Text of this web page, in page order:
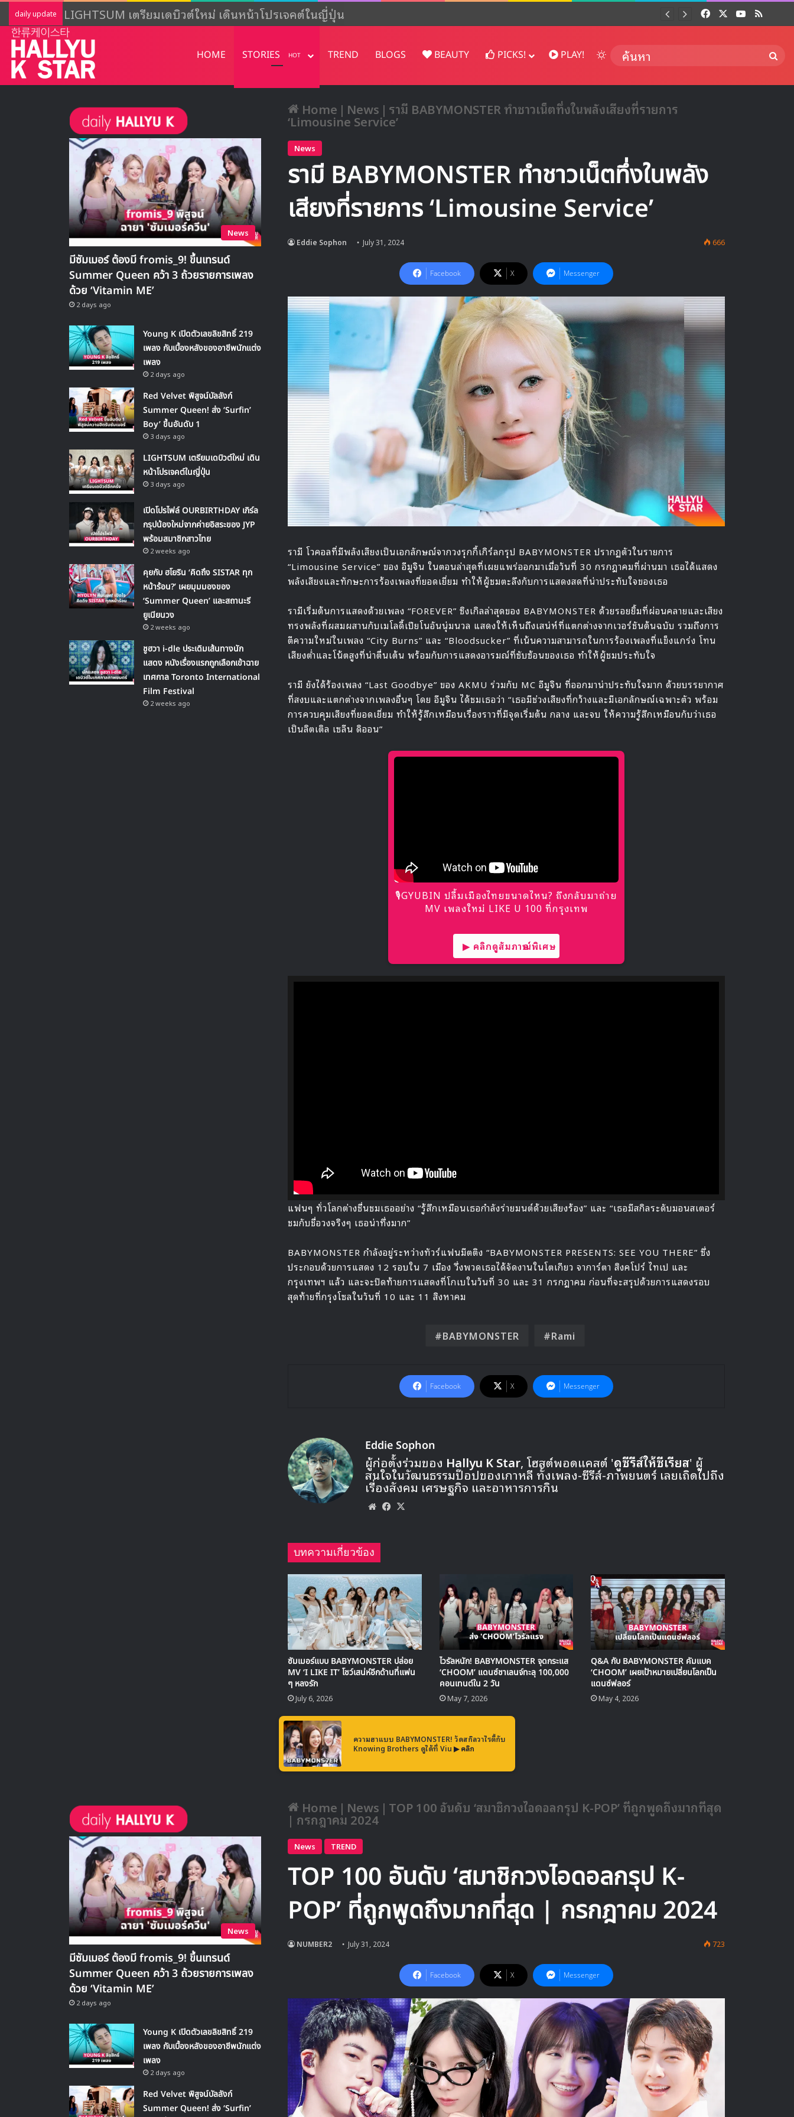
daily update LIGHTSUM เตรียมเดบิวต์ใหม่ เดินหน้าโปรเจคต์ในญี่ปุ่น FacebookYouTube
RSS
HOME STORIES HOT TREND BLOGS BEAUTY PICKS! PLAY! Switch skin
Home | News | รามี BABYMONSTER ทำชาวเน็ตทึ่งในพลังเสียงที่รายการ
‘Limousine Service’
News
รามี BABYMONSTER ทำชาวเน็ตทึ่งในพลัง
เสียงที่รายการ ‘Limousine Service’
Eddie Sophon July 31, 2024 666
Facebook X Messenger
รามี โวคอลที่มีพลังเสียงเป็นเอกลักษณ์จากวงรุกกี้เกิร์ลกรุป BABYMONSTER ปรากฏตัวในรายการ
“Limousine Service” ของ อีมูจิน ในตอนล่าสุดที่เผยแพร่ออกมาเมื่อวันที่ 30 กรกฎาคมที่ผ่านมา เธอได้แสดง
พลังเสียงและทักษะการร้องเพลงที่ยอดเยี่ยม ทำให้ผู้ชมตะลึงกับการแสดงสดที่น่าประทับใจของเธอ
รามีเริ่มต้นการแสดงด้วยเพลง “FOREVER” ซิงเกิลล่าสุดของ BABYMONSTER ด้วยรอยยิ้มที่ผ่อนคลายและเสียง
ทรงพลังที่ผสมผสานกับเมโลดี้เปียโนอันนุ่มนวล แสดงให้เห็นถึงเสน่ห์ที่แตกต่างจากเวอร์ชันต้นฉบับ รวมถึงการ
ตีความใหม่ในเพลง “City Burns” และ “Bloodsucker” ที่เน้นความสามารถในการร้องเพลงที่แข็งแกร่ง โทน
เสียงต่ำและโน้ตสูงที่น่าตื่นเต้น พร้อมกับการแสดงอารมณ์ที่ซับซ้อนของเธอ ทำให้ผู้ชมประทับใจ
รามี ยังได้ร้องเพลง “Last Goodbye” ของ AKMU ร่วมกับ MC อีมูจิน ที่ออกมาน่าประทับใจมาก ด้วยบรรยากาศ
ที่สงบและแตกต่างจากเพลงอื่นๆ โดย อีมูจิน ได้ชมเธอว่า “เธอมีช่วงเสียงที่กว้างและมีเอกลักษณ์เฉพาะตัว พร้อม
การควบคุมเสียงที่ยอดเยี่ยม ทำให้รู้สึกเหมือนเรื่องราวที่มีจุดเริ่มต้น กลาง และจบ ให้ความรู้สึกเหมือนกับว่าเธอ
เป็นลิตเติล เซลีน ดิออน”
🎙GYUBIN ปลื้มเมืองไทยขนาดไหน? ถึงกลับมาถ่าย
MV เพลงใหม่ LIKE U 100 ที่กรุงเทพ
▶ คลิกดูสัมภาษณ์พิเศษ
แฟนๆ ทั่วโลกต่างชื่นชมเธออย่าง “รู้สึกเหมือนเธอกำลังร่ายมนต์ด้วยเสียงร้อง” และ “เธอมีสกิลระดับมอนสเตอร์
ชมกับชื่อวงจริงๆ เธอน่าทึ่งมาก”
BABYMONSTER กำลังอยู่ระหว่างทัวร์แฟนมีตติง “BABYMONSTER PRESENTS: SEE YOU THERE” ซึ่ง
ประกอบด้วยการแสดง 12 รอบใน 7 เมือง วึ่งพวดเธอได้จัดงานในโตเกียว จาการ์ตา สิงคโปร์ ไทเป และ
กรุงเทพฯ แล้ว และจะปิดท้ายการแสดงที่โกเบในวันที่ 30 และ 31 กรกฎาคม ก่อนที่จะสรุปด้วยการแสดงรอบ
สุดท้ายที่กรุงโซลในวันที่ 10 และ 11 สิงหาคม
BABYMONSTER Rami
Facebook X Messenger
Eddie Sophon
ผู้ก่อตั้งร่วมของ Hallyu K Star, โฮสต์พอดแคสต์ 'ดูซีรีส์ให้ซีเรียส' ผู้
สนใจในวัฒนธรรมป๊อปของเกาหลี ทั้งเพลง-ซีรีส์-ภาพยนตร์ เลยเถิดไปถึง
เรื่องสังคม เศรษฐกิจ และอาหารการกิน
WebsiteFacebook
บทความเกี่ยวข้อง
ซัมเมอร์แบบ BABYMONSTER ปล่อย
MV ‘I LIKE IT’ โชว์เสน่ห์อีกด้านที่แฟน
ๆ หลงรัก
July 6, 2026
ไวรัลหนัก! BABYMONSTER จุดกระแส
‘CHOOM’ แดนซ์ชาเลนจ์ทะลุ 100,000
คอนเทนต์ใน 2 วัน
May 7, 2026
Q&A กับ BABYMONSTER คัมแบค
‘CHOOM’ เผยเป้าหมายเปลี่ยนโลกเป็น
แดนซ์ฟลอร์
May 4, 2026
News
มีซัมเมอร์ ต้องมี fromis_9! ขึ้นเทรนด์
Summer Queen คว้า 3 ถ้วยรายการเพลง
ด้วย ‘Vitamin ME’
2 days ago
Young K เปิดตัวเลขลิขสิทธิ์ 219
เพลง กับเบื้องหลังของอาชีพนักแต่ง
เพลง
2 days ago
Red Velvet พิสูจน์บัลลังก์
Summer Queen! ส่ง ‘Surfin’
Boy’ ขึ้นอันดับ 1
3 days ago
LIGHTSUM เตรียมเดบิวต์ใหม่ เดิน
หน้าโปรเจคต์ในญี่ปุ่น
3 days ago
เปิดโปรไฟล์ OURBIRTHDAY เกิร์ล
กรุปน้องใหม่จากค่ายอิสระของ JYP
พร้อมสมาชิกสาวไทย
2 weeks ago
คุยกับ ฮโยริน ‘คิดถึง SISTAR ทุก
หน้าร้อน?’ เผยมุมมองของ
‘Summer Queen’ และสถานะรี
ยูเนียนวง
2 weeks ago
ชูฮวา i-dle ประเดิมเส้นทางนัก
แสดง หนังเรื่องแรกถูกเลือกเข้าฉาย
เทศกาล Toronto International
Film Festival
2 weeks ago
ความฮาแบบ BABYMONSTER! วัดสกิลวาไรตี้กับ
Knowing Brothers ดูได้ที่ Viu ▶ คลิก